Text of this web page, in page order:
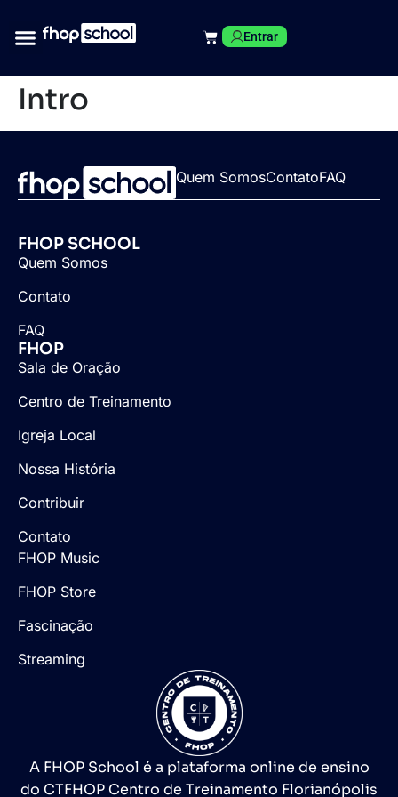
Entrar
Intro
Quem SomosContatoFAQ
FHOP SCHOOL
Quem Somos
Contato
FAQ
FHOP
Sala de Oração
Centro de Treinamento
Igreja Local
Nossa História
Contribuir
Contato
FHOP Music
FHOP Store
Fascinação
Streaming
A FHOP School é a plataforma online de ensino
do CTFHOP Centro de Treinamento Florianópolis